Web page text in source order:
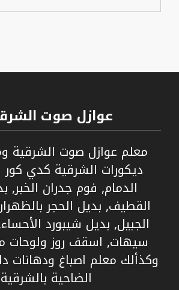
عوازل صوت
معلم عوازل صوت الشرقية
ديكورات الشرقية كدي
الدمام, فوم جدران
القطيف, بديل الحجر
الجبيل, بديل شيبورد
سيهات, اسقف روز ولوحات
وكذألك معلم اصباغ ودهانات
الضاحية